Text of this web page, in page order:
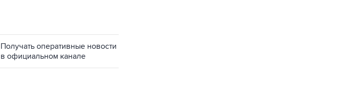
Получать оперативные новости
в официальном канале